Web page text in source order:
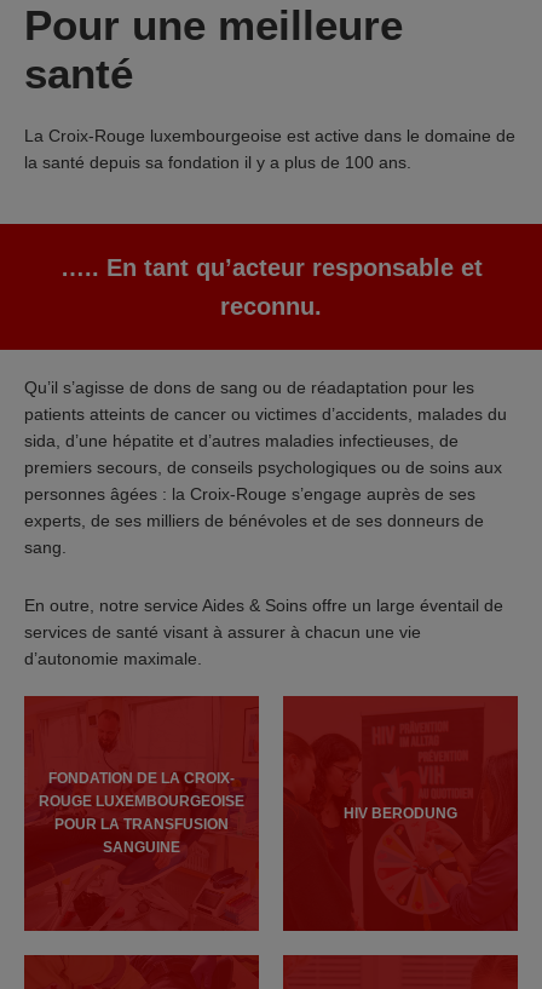
Pour une meilleure
santé
La Croix-Rouge luxembourgeoise est active dans le domaine de
la santé depuis sa fondation il y a plus de 100 ans.
….. En tant qu’acteur responsable et
reconnu.
Qu’il s’agisse de dons de sang ou de réadaptation pour les
patients atteints de cancer ou victimes d’accidents, malades du
sida, d’une hépatite et d’autres maladies infectieuses, de
premiers secours, de conseils psychologiques ou de soins aux
personnes âgées : la Croix-Rouge s’engage auprès de ses
experts, de ses milliers de bénévoles et de ses donneurs de
sang.
En outre, notre service Aides & Soins offre un large éventail de
services de santé visant à assurer à chacun une vie
d’autonomie maximale.
FONDATION DE LA CROIX-
ROUGE LUXEMBOURGEOISE
POUR LA TRANSFUSION
SANGUINE
HIV BERODUNG